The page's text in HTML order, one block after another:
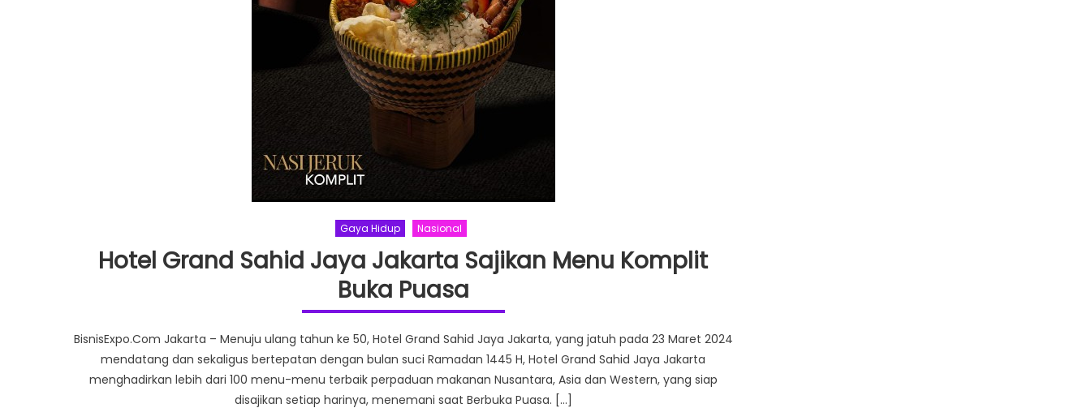
Gaya Hidup Nasional
Hotel Grand Sahid Jaya Jakarta Sajikan Menu Komplit
Buka Puasa
BisnisExpo.Com Jakarta – Menuju ulang tahun ke 50, Hotel Grand Sahid Jaya Jakarta, yang jatuh pada 23 Maret 2024
mendatang dan sekaligus bertepatan dengan bulan suci Ramadan 1445 H, Hotel Grand Sahid Jaya Jakarta
menghadirkan lebih dari 100 menu-menu terbaik perpaduan makanan Nusantara, Asia dan Western, yang siap
disajikan setiap harinya, menemani saat Berbuka Puasa. […]